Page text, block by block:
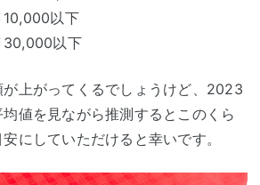
10,000以下
30,000以下
が上がってくるでしょうけど、2023
値を見ながら推測するとこのくら
にしていただけると幸いです。